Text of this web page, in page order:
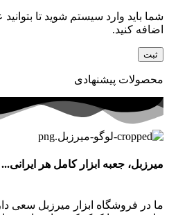
شما باید وارد سیستم شوید تا
اضافه کنید.
محصولات پیشنهادی
میرزبل، جعبه ابزار کامل هر ایرانی...
ما در فروشگاه ابزار میرزبل سعی